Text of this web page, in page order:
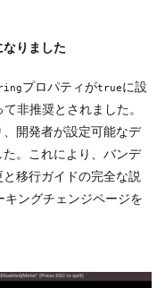
りました
プロパティがtrueに設
非推奨とされました。
開発者が設定可能なデ
。これにより、バンデ
移行ガイドの完全な説
ングチェンジページを